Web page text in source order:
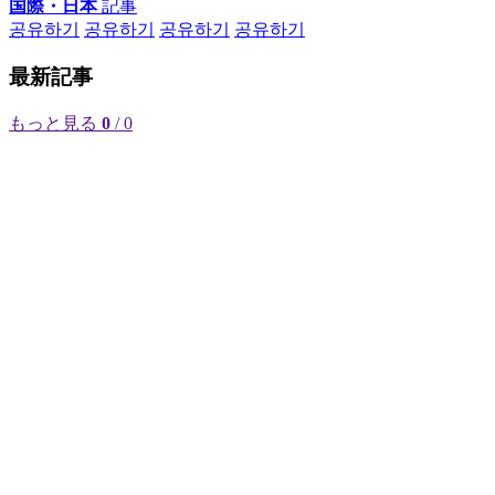
国際・日本記事
공유하기
공유하기 공유하기 공유하기
最新記事
もっと見る 0 / 0